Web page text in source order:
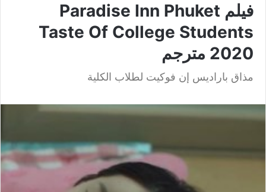
فيلم Paradise Inn Phuket
Taste Of College Students
2020 مترجم
مذاق باراديس إن فوكيت لطلاب الكلية